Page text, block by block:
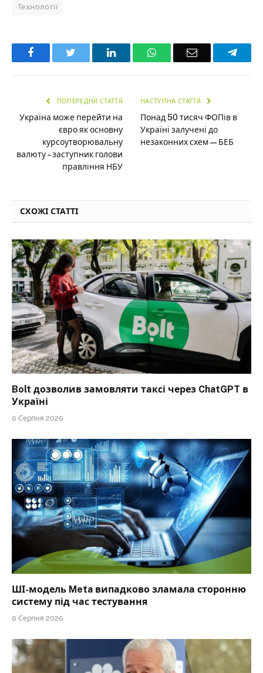
Технології
Facebook LinkedInWhatsAppEmail
ПОПЕРЕДНЯ СТАТТЯ
Україна може перейти на
євро як основну
курсоутворювальну
валюту – заступник голови
правління НБУ
НАСТУПНА СТАТТЯ
Понад 50 тисяч ФОПів в
Україні залучені до
незаконних схем — БЕБ
СХОЖІ СТАТТІ
Bolt дозволив замовляти таксі через ChatGPT в
Україні
6 Серпня 2026
ШІ-модель Meta випадково зламала сторонню
систему під час тестування
6 Серпня 2026